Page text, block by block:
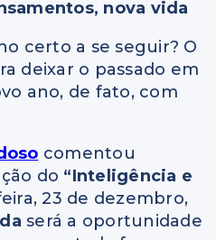
nova vida
certo a se seguir? O
deixar o passado em
ano, de fato, com
comentou
do “Inteligência e
23 de dezembro,
será a oportunidade